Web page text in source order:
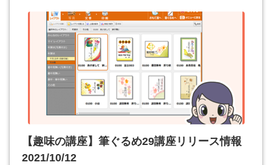
【趣味の講座】筆ぐるめ29講座リリース情報
2021/10/12